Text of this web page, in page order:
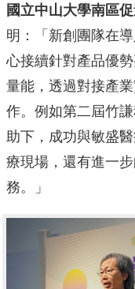
國立中山大學南區
明：「新創團隊在
心接續針對產品優
量能，透過對接產
作。例如第二屆竹
助下，成功與敏盛
療現場，還有進一
務。」